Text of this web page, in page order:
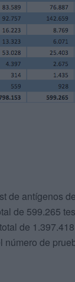
de antígenos
de 599.265
de
de